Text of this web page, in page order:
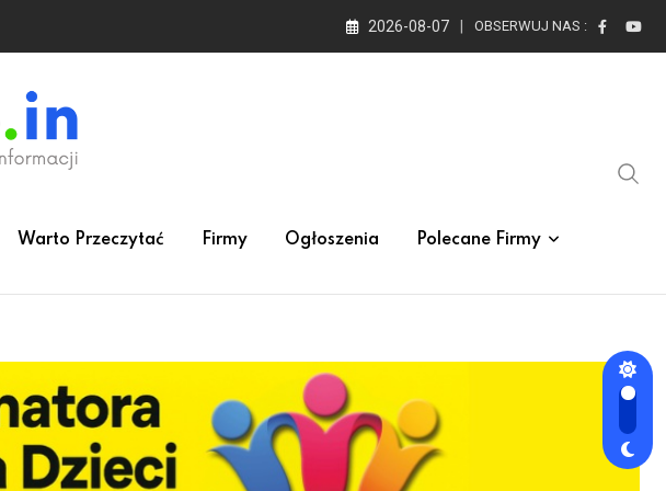
2026-08-07 OBSERWUJ NAS :
Warto Przeczytać Firmy Ogłoszenia Polecane Firmy